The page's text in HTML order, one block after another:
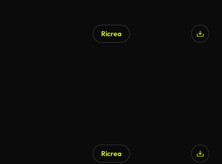
Ricrea
Ricrea